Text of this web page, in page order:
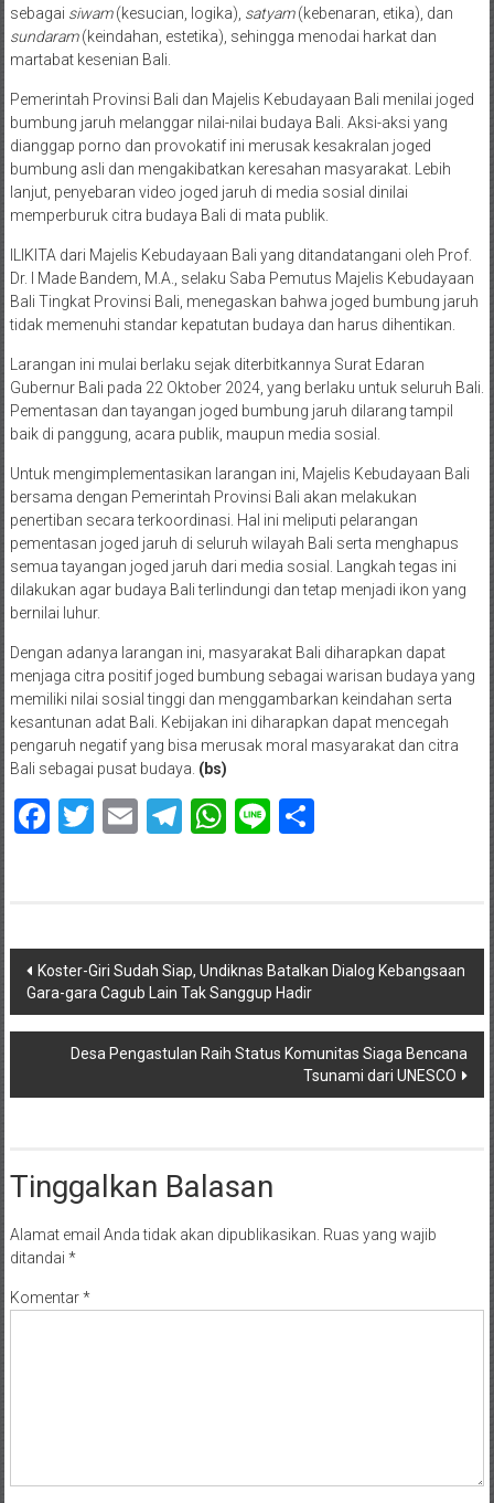
sebagai siwam(kesucian, logika), satyam(kebenaran, etika), dan
sundaram(keindahan, estetika), sehingga menodai harkat dan
martabat kesenian Bali.
Pemerintah Provinsi Bali dan Majelis Kebudayaan Bali menilai joged
bumbung jaruh melanggar nilai-nilai budaya Bali. Aksi-aksi yang
dianggap porno dan provokatif ini merusak kesakralan joged
bumbung asli dan mengakibatkan keresahan masyarakat. Lebih
lanjut, penyebaran video joged jaruh di media sosial dinilai
memperburuk citra budaya Bali di mata publik.
ILIKITA dari Majelis Kebudayaan Bali yang ditandatangani oleh Prof.
Dr. I Made Bandem, M.A., selaku Saba Pemutus Majelis Kebudayaan
Bali Tingkat Provinsi Bali, menegaskan bahwa joged bumbung jaruh
tidak memenuhi standar kepatutan budaya dan harus dihentikan.
Larangan ini mulai berlaku sejak diterbitkannya Surat Edaran
Gubernur Bali pada 22 Oktober 2024, yang berlaku untuk seluruh Bali.
Pementasan dan tayangan joged bumbung jaruh dilarang tampil
baik di panggung, acara publik, maupun media sosial.
Untuk mengimplementasikan larangan ini, Majelis Kebudayaan Bali
bersama dengan Pemerintah Provinsi Bali akan melakukan
penertiban secara terkoordinasi. Hal ini meliputi pelarangan
pementasan joged jaruh di seluruh wilayah Bali serta menghapus
semua tayangan joged jaruh dari media sosial. Langkah tegas ini
dilakukan agar budaya Bali terlindungi dan tetap menjadi ikon yang
bernilai luhur.
Dengan adanya larangan ini, masyarakat Bali diharapkan dapat
menjaga citra positif joged bumbung sebagai warisan budaya yang
memiliki nilai sosial tinggi dan menggambarkan keindahan serta
kesantunan adat Bali. Kebijakan ini diharapkan dapat mencegah
pengaruh negatif yang bisa merusak moral masyarakat dan citra
Bali sebagai pusat budaya. (bs)
Facebook
Twitter
EmailTelegram
WhatsApp
LineShare
Navigasi
pos
Koster-Giri Sudah Siap, Undiknas Batalkan Dialog Kebangsaan
Gara-gara Cagub Lain Tak Sanggup Hadir
Desa Pengastulan Raih Status Komunitas Siaga Bencana
Tsunami dari UNESCO
Tinggalkan Balasan
Alamat email Anda tidak akan dipublikasikan. Ruas yang wajib
ditandai *
Komentar*